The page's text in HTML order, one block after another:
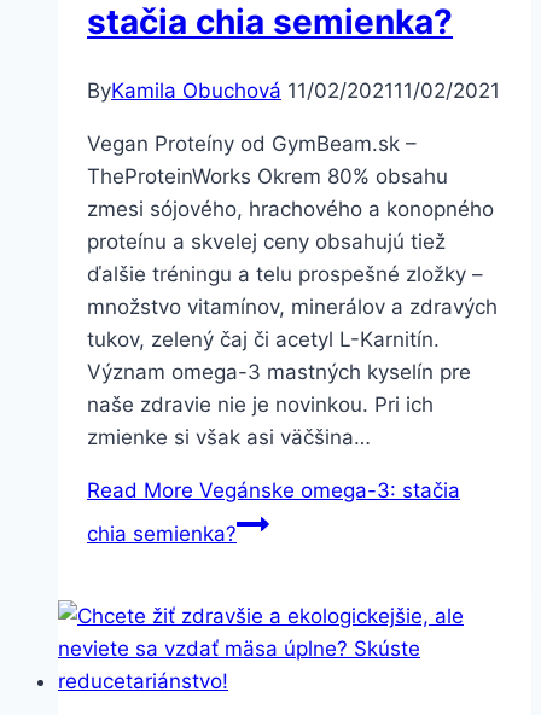
stačia chia semienka?
ByKamila Obuchová 11/02/202111/02/2021
Vegan Proteíny od GymBeam.sk –
TheProteinWorks Okrem 80% obsahu
zmesi sójového, hrachového a konopného
proteínu a skvelej ceny obsahujú tiež
ďalšie tréningu a telu prospešné zložky –
množstvo vitamínov, minerálov a zdravých
tukov, zelený čaj či acetyl L-Karnitín.
Význam omega-3 mastných kyselín pre
naše zdravie nie je novinkou. Pri ich
zmienke si však asi väčšina…
Read More Vegánske omega-3: stačia
chia semienka?